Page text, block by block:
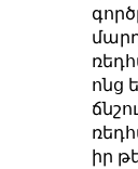
ոնց
իր